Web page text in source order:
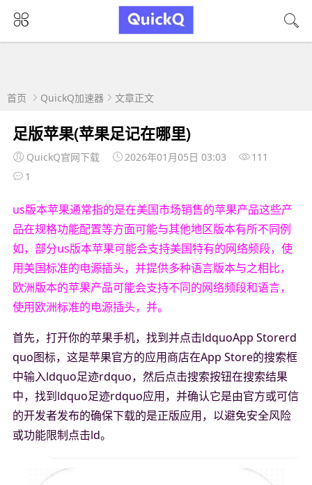
首页 QuickQ加速器 文章正文
足版苹果(苹果足记在哪里)
QuickQ官网下载 2026年01月05日 03:03
111
1
us版本苹果通常指的是在美国市场销售的苹果产品这些产
品在规格功能配置等方面可能与其他地区版本有所不同例
如，部分us版本苹果可能会支持美国特有的网络频段，使
用美国标准的电源插头，并提供多种语言版本与之相比，
欧洲版本的苹果产品可能会支持不同的网络频段和语言，
使用欧洲标准的电源插头，并。
首先，打开你的苹果手机，找到并点击ldquoApp Storerd
quo图标，这是苹果官方的应用商店在App Store的搜索框
中输入ldquo足迹rdquo，然后点击搜索按钮在搜索结果
中，找到ldquo足迹rdquo应用，并确认它是由官方或可信
的开发者发布的确保下载的是正版应用，以避免安全风险
或功能限制点击ld。